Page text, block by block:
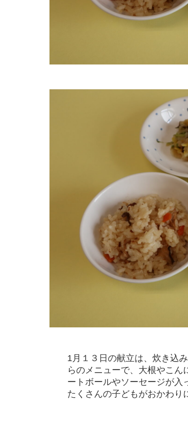
1月１３日の献立は、炊き込
らのメニューで、大根やこん
ートボールやソーセージが入
たくさんの子どもがおかわり